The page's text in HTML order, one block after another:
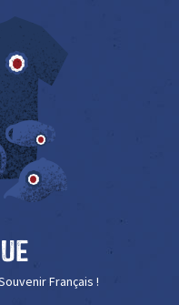
Français !